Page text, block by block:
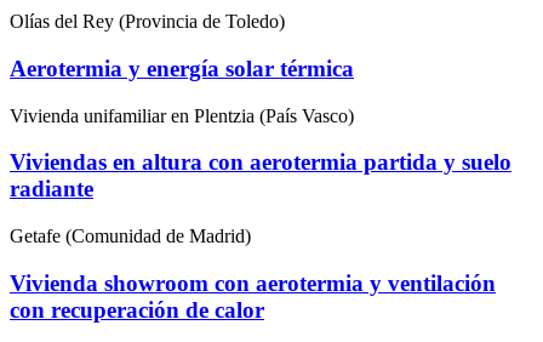
Olías del Rey (Provincia de Toledo)
Aerotermia y energía solar térmica
Vivienda unifamiliar en Plentzia (País Vasco)
Viviendas en altura con aerotermia partida y suelo
radiante
Getafe (Comunidad de Madrid)
Vivienda showroom con aerotermia y ventilación
con recuperación de calor